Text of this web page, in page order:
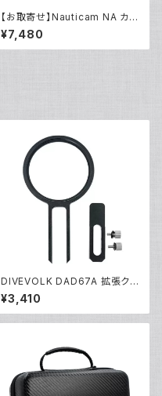
【お取寄せ】Nauticam NA カー
ボンフロートスティック350mm
190 ボールベース [21820]
¥7,480
DIVEVOLK DAD67A 拡張クラ
ンプアダプター [21687/2168
8]
¥3,410